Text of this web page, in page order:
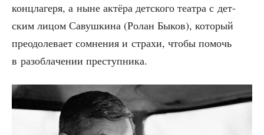
конц­ла­ге­ря, а ныне актё­ра дет­ско­го теат­ра с дет­
ским лицом Савуш­ки­на (Ролан Быков), кото­рый
пре­одо­ле­ва­ет сомне­ния и стра­хи, что­бы помочь
в раз­об­ла­че­нии преступника.